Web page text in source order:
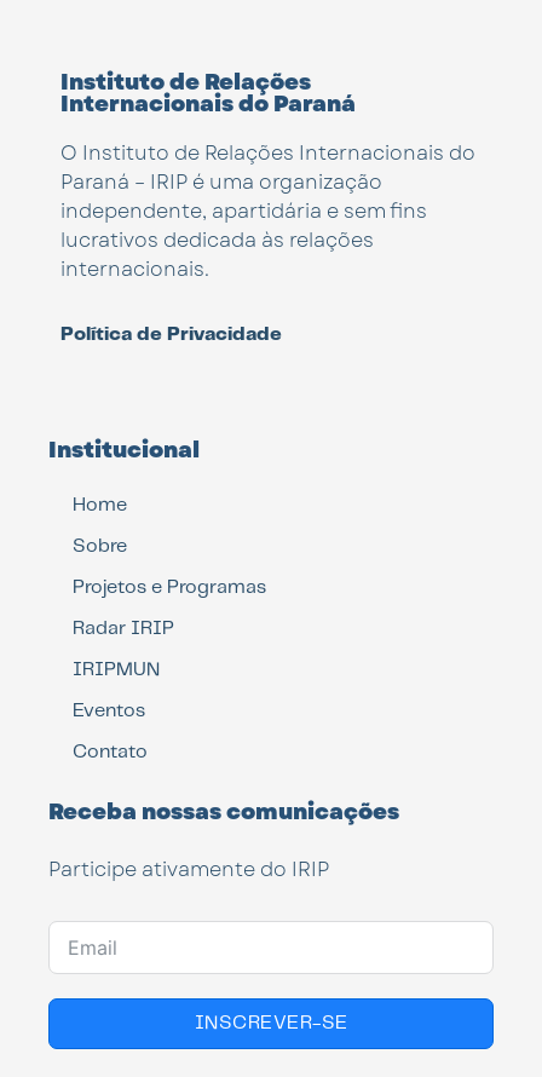
Instituto de Relações
Internacionais do Paraná
O Instituto de Relações Internacionais do
Paraná – IRIP é uma organização
independente, apartidária e sem fins
lucrativos dedicada às relações
internacionais.
Política de Privacidade
Institucional
Home
Sobre
Projetos e Programas
Radar IRIP
IRIPMUN
Eventos
Contato
Receba nossas comunicações
Participe ativamente do IRIP
INSCREVER-SE